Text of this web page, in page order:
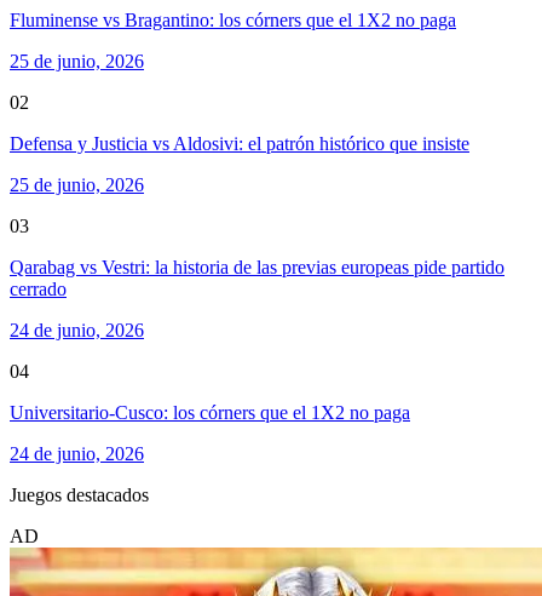
Fluminense vs Bragantino: los córners que el 1X2 no paga
25 de junio, 2026
02
Defensa y Justicia vs Aldosivi: el patrón histórico que insiste
25 de junio, 2026
03
Qarabag vs Vestri: la historia de las previas europeas pide partido
cerrado
24 de junio, 2026
04
Universitario-Cusco: los córners que el 1X2 no paga
24 de junio, 2026
Juegos destacados
AD